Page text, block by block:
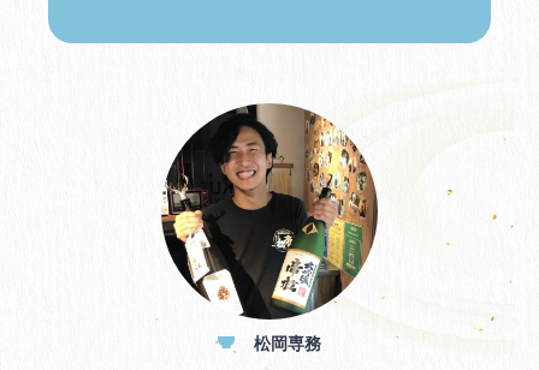
松岡専務